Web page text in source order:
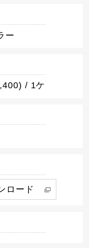
ー
/ 1ケ
ロード